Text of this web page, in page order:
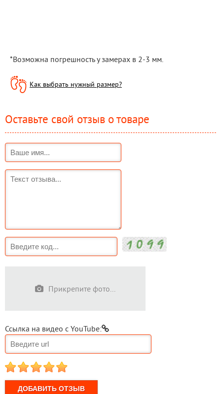
*Возможна погрешность у замерах в 2-3 мм.
Как выбрать нужный размер?
Оставьте свой отзыв о товаре
Прикрепите фото...
Ссылка на видео с YouTube:
1 2 3 4 5